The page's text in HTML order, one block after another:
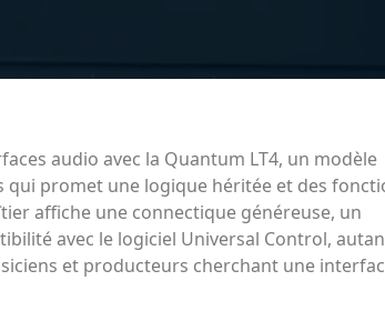
audio avec la Quantum LT4, un modèle
qui promet une logique héritée et des
affiche une connectique généreuse, un
avec le logiciel Universal Control,
et producteurs cherchant une